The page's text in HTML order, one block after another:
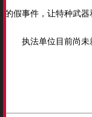
的假事件，让特种武器
执法单位目前尚未